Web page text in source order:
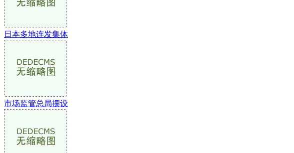
日本多地连发集体
市场监管总局摆设